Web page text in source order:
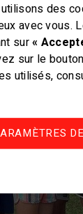
des
avec vous.
sur«
sur le
utilisés,